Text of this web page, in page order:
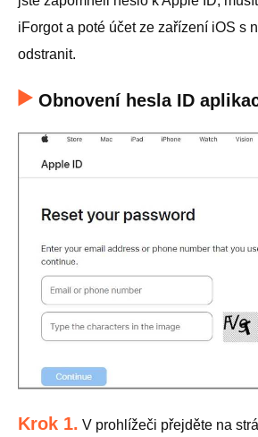
iForgot a poté účet ze zařízení iOS s
odstranit.
Obnovení hesla ID
Krok 1. V prohlížeči přejděte na